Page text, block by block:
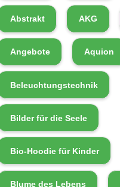
Abstrakt AKG
Angebote Aquion
Beleuchtungstechnik
Bilder für die Seele
Bio-Hoodie für Kinder
Blume des Lebens